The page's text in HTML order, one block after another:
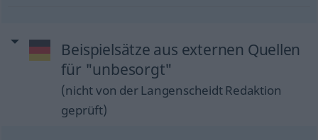
Beispielsätze aus externen Quellen
für "unbesorgt"
(nicht von der Langenscheidt Redaktion
geprüft)